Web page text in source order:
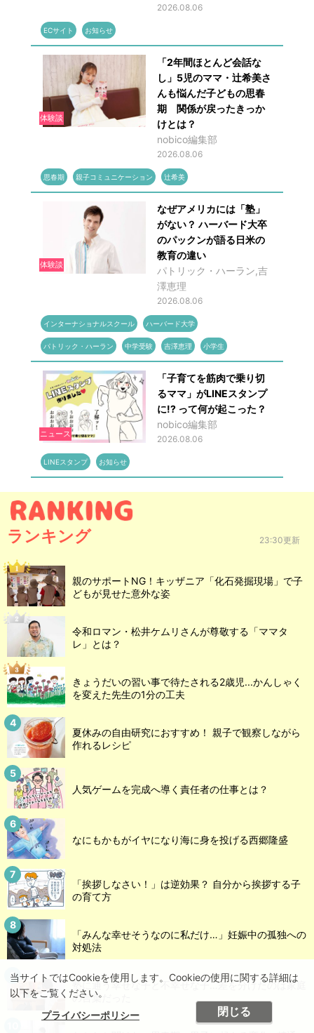
当サイトではCookieを使用します。Cookieの使用に関する詳細は
以下をご覧ください。
プライバシーポリシー
閉じる
2026.08.06
ECサイト お知らせ
体験談
「2年間ほとんど会話な
し」5児のママ・辻希美さ
んも悩んだ子どもの思春
期 関係が戻ったきっか
けとは？
nobico編集部
2026.08.06
思春期 親子コミュニケーション 辻希美
体験談
なぜアメリカには「塾」
がない？ ハーバード大卒
のパックンが語る日米の
教育の違い
パトリック・ハーラン,吉
澤恵理
2026.08.06
インターナショナルスクール ハーバード大学
パトリック・ハーラン 中学受験 吉澤恵理 小学生
ニュース
「子育てを筋肉で乗り切
るママ」がLINEスタンプ
に!? って何が起こった？
nobico編集部
2026.08.06
LINEスタンプ お知らせ
ランキング 23:30更新
親のサポートNG！キッザニア「化石発掘現場」で子
どもが見せた意外な姿
令和ロマン・松井ケムリさんが尊敬する「ママタ
レ」とは？
きょうだいの習い事で待たされる2歳児...かんしゃく
を変えた先生の1分の工夫
夏休みの自由研究におすすめ！ 親子で観察しながら
作れるレシピ
人気ゲームを完成へ導く責任者の仕事とは？
なにもかもがイヤになり海に身を投げる西郷隆盛
「挨拶しなさい！」は逆効果？ 自分から挨拶する子
の育て方
「みんな幸せそうなのに私だけ…」妊娠中の孤独への
対処法
塾に通う幸せな子と不幸せな子…差を分けたのは家庭
の言葉だった